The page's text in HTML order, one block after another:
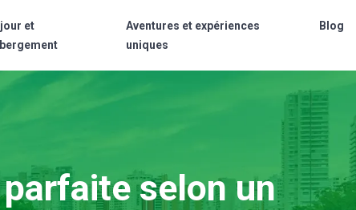
et
Aventures et expériences
uniques
Blog
selon un